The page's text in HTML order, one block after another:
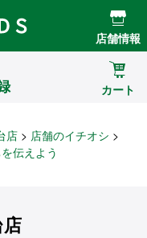
Hands ハンズ
店舗情報
カート
店
店舗のイチオシ
伝えよう